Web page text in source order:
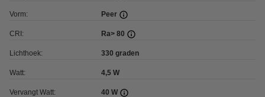
Vorm: Peer
CRI: Ra> 80
Lichthoek: 330 graden
Watt: 4,5 W
Vervangt Watt: 40 W